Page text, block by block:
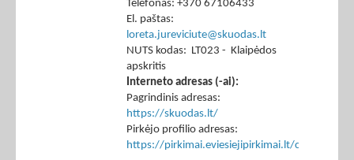
Telefonas: +370 67106433
El. paštas:
loreta.jureviciute@skuodas.lt
NUTS kodas: LT023 - Klaipėdos
apskritis
Interneto adresas (-ai):
Pagrindinis adresas:
https://skuodas.lt/
Pirkėjo profilio adresas:
https://pirkimai.eviesiejipirkimai.lt/ctm/